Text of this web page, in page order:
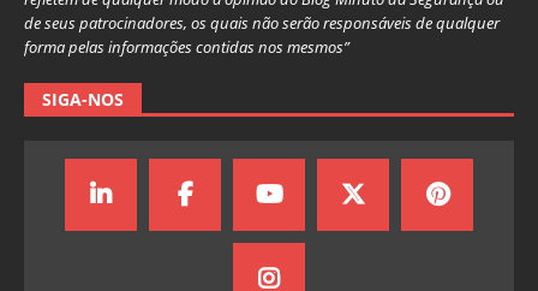
de seus patrocinadores, os quais não serão responsáveis de qualquer
forma pelas informações contidas nos mesmos”
SIGA-NOS